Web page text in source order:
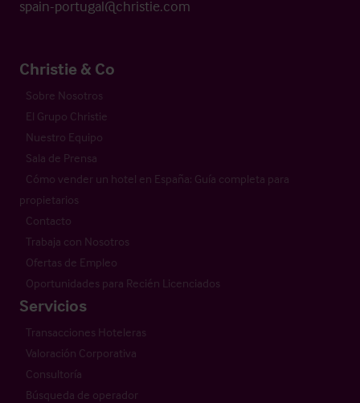
spain-portugal@christie.com
Christie & Co
Sobre Nosotros
El Grupo Christie
Nuestro Equipo
Sala de Prensa
Cómo vender un hotel en España: Guía completa para
propietarios
Contacto
Trabaja con Nosotros
Ofertas de Empleo
Oportunidades para Recién Licenciados
Servicios
Transacciones Hoteleras
Valoración Corporativa
Consultoría
Búsqueda de operador